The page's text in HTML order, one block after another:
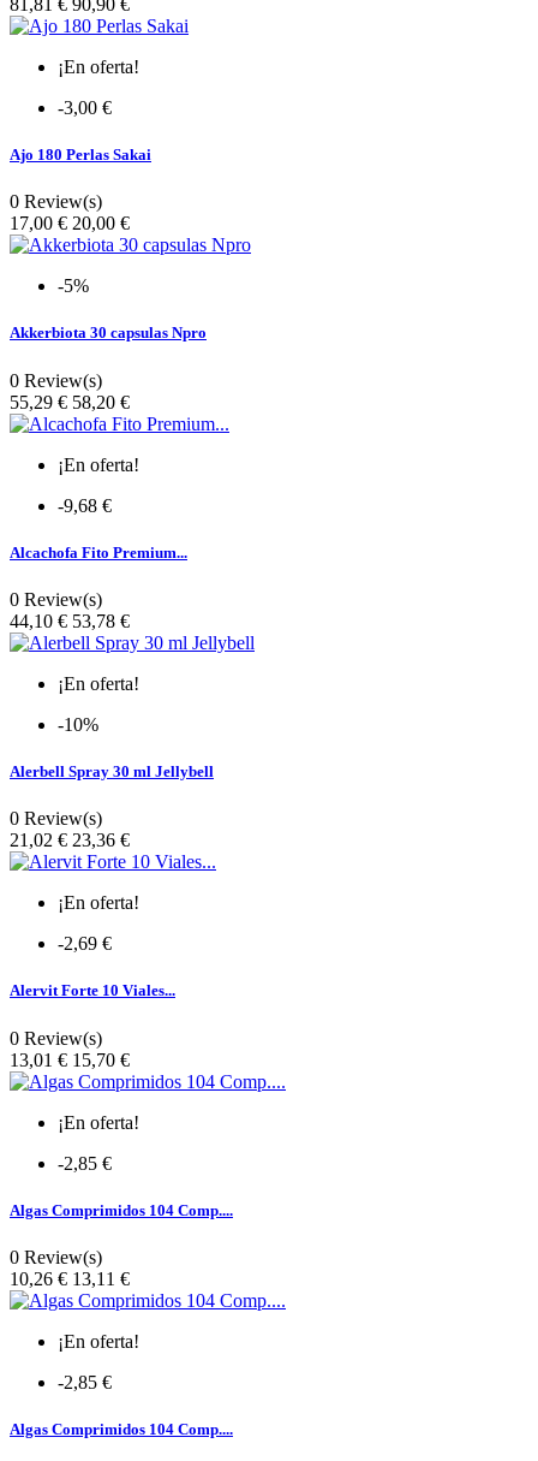
¡En oferta!
-3,00 €
Ajo 180 Perlas Sakai
0 Review(s)
Precio
17,00 € 20,00 €
-5%
Akkerbiota 30 capsulas Npro
0 Review(s)
Precio
55,29 € 58,20 €
¡En oferta!
-9,68 €
Alcachofa Fito Premium...
0 Review(s)
Precio
44,10 € 53,78 €
¡En oferta!
-10%
Alerbell Spray 30 ml Jellybell
0 Review(s)
Precio
21,02 € 23,36 €
¡En oferta!
-2,69 €
Alervit Forte 10 Viales...
0 Review(s)
Precio
13,01 € 15,70 €
¡En oferta!
-2,85 €
Algas Comprimidos 104 Comp....
0 Review(s)
Precio
10,26 € 13,11 €
¡En oferta!
-2,85 €
Algas Comprimidos 104 Comp....